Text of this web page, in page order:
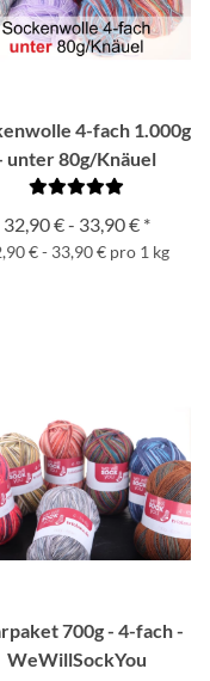
4-fach 1.000g
unter 80g/Knäuel
32,90 € - 33,90 € *
€ - 33,90 € pro 1 kg
700g - 4-fach -
WeWillSockYou